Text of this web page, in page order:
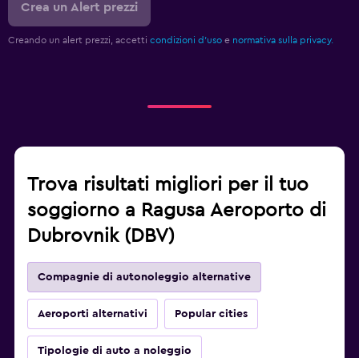
Crea un Alert prezzi
Creando un alert prezzi, accetti condizioni d'uso e normativa sulla privacy.
Trova risultati migliori per il tuo
soggiorno a Ragusa Aeroporto di
Dubrovnik (DBV)
Compagnie di autonoleggio alternative
Aeroporti alternativi Popular cities
Tipologie di auto a noleggio